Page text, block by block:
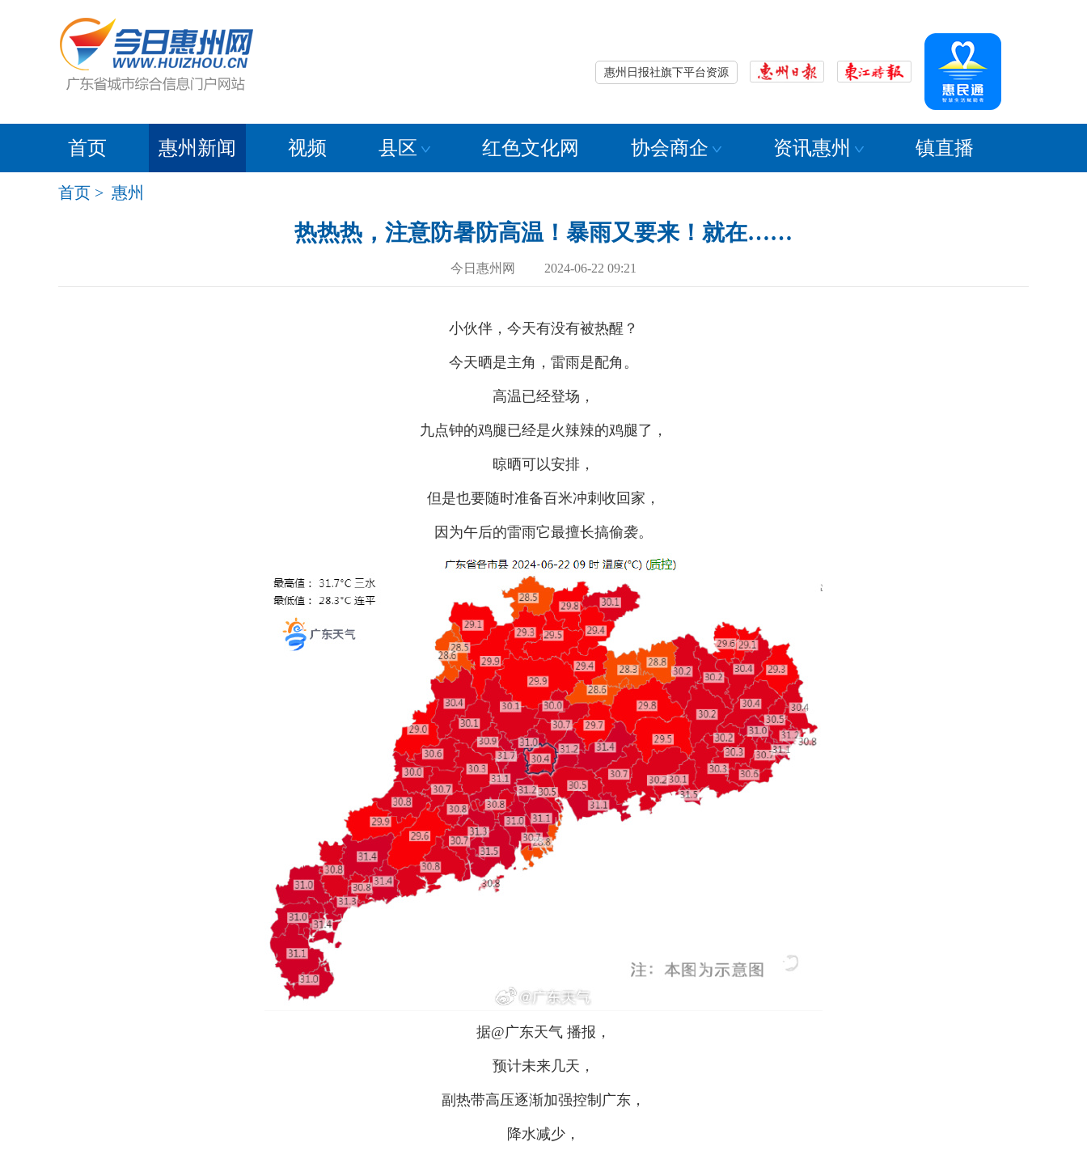
惠州日报社旗下平台资源
首页 惠州新闻 视频 县区 红色文化网 协会商企 资讯惠州 镇直播
首页 > 惠州
热热热，注意防暑防高温！暴雨又要来！就在……
今日惠州网 2024-06-22 09:21
小伙伴，今天有没有被热醒？
今天晒是主角，雷雨是配角。
高温已经登场，
九点钟的鸡腿已经是火辣辣的鸡腿了，
晾晒可以安排，
但是也要随时准备百米冲刺收回家，
因为午后的雷雨它最擅长搞偷袭。
据@广东天气 播报，
预计未来几天，
副热带高压逐渐加强控制广东，
降水减少，